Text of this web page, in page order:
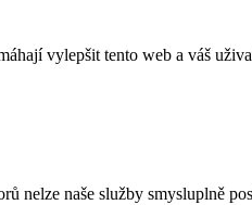
vylepšit tento web a váš
nelze naše služby smysluplně